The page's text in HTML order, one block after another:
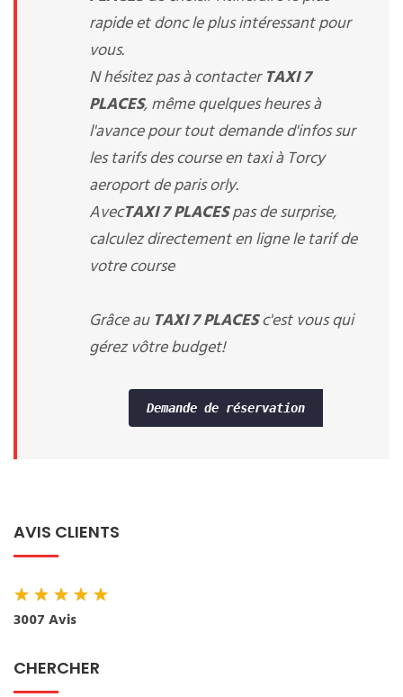
rapide et donc le plus intéressant pour
vous.
N hésitez pas à contacterTAXI 7
PLACES, même quelques heures à
l'avance pour tout demande d'infos sur
les tarifs des course en taxi à Torcy
aeroport de paris orly.
AvecTAXI 7 PLACESpas de surprise,
calculez directement en ligne le tarif de
votre course
Grâce au TAXI 7 PLACESc'est vous qui
gérez vôtre budget!
Demande de réservation
AVIS CLIENTS
★★★★★
3007 Avis
CHERCHER